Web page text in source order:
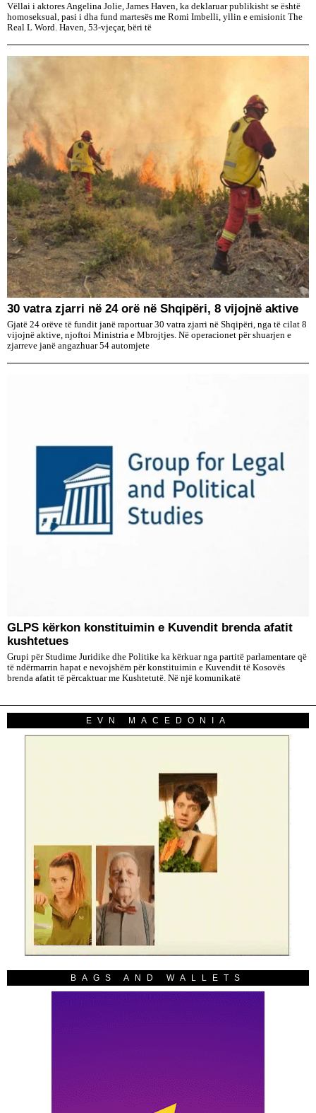
Vëllai i aktores Angelina Jolie, James Haven, ka deklaruar publikisht se është
homoseksual, pasi i dha fund martesës me Romi Imbelli, yllin e emisionit The
Real L Word. Haven, 53-vjeçar, bëri të
30 vatra zjarri në 24 orë në Shqipëri, 8 vijojnë aktive
Gjatë 24 orëve të fundit janë raportuar 30 vatra zjarri në Shqipëri, nga të cilat 8
vijojnë aktive, njoftoi Ministria e Mbrojtjes. Në operacionet për shuarjen e
zjarreve janë angazhuar 54 automjete
GLPS kërkon konstituimin e Kuvendit brenda afatit
kushtetues
Grupi për Studime Juridike dhe Politike ka kërkuar nga partitë parlamentare që
të ndërmarrin hapat e nevojshëm për konstituimin e Kuvendit të Kosovës
brenda afatit të përcaktuar me Kushtetutë. Në një komunikatë
EVN MACEDONIA
BAGS AND WALLETS